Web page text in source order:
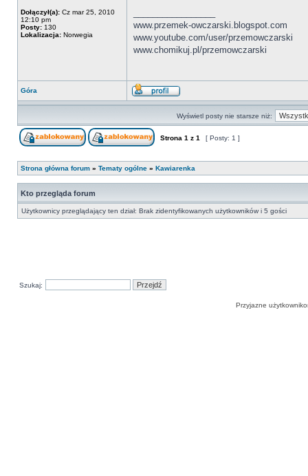
Dołączył(a): Cz mar 25, 2010
12:10 pm
Posty: 130
Lokalizacja: Norwegia
www.przemek-owczarski.blogspot.com
www.youtube.com/user/przemowczarski
www.chomikuj.pl/przemowczarski
Góra
Wyświetl posty nie starsze niż:
Strona 1 z 1 [ Posty: 1 ]
Strona główna forum » Tematy ogólne » Kawiarenka
Kto przegląda forum
Użytkownicy przeglądający ten dział: Brak zidentyfikowanych użytkowników i 5 gości
Szukaj:
Przyjazne